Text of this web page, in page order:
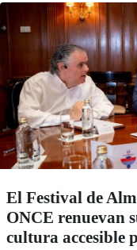
El Festival de
ONCE renuevan
cultura accesible